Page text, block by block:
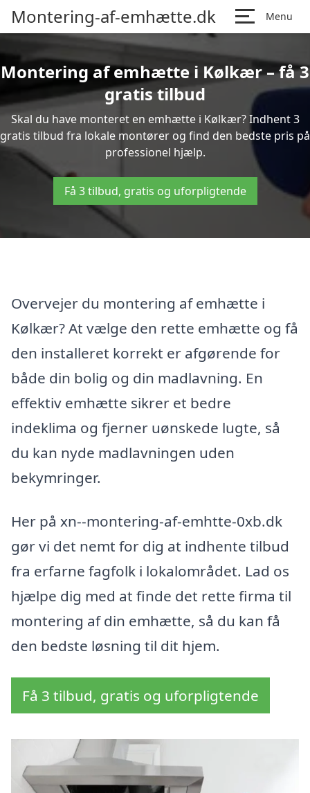
Montering-af-emhætte.dk Menu
Montering af emhætte i Kølkær – få 3
gratis tilbud
Skal du have monteret en emhætte i Kølkær? Indhent 3
gratis tilbud fra lokale montører og find den bedste pris på
professionel hjælp.
Få 3 tilbud, gratis og uforpligtende
Overvejer du montering af emhætte i
Kølkær? At vælge den rette emhætte og få
den installeret korrekt er afgørende for
både din bolig og din madlavning. En
effektiv emhætte sikrer et bedre
indeklima og fjerner uønskede lugte, så
du kan nyde madlavningen uden
bekymringer.
Her på xn--montering-af-emhtte-0xb.dk
gør vi det nemt for dig at indhente tilbud
fra erfarne fagfolk i lokalområdet. Lad os
hjælpe dig med at finde det rette firma til
montering af din emhætte, så du kan få
den bedste løsning til dit hjem.
Få 3 tilbud, gratis og uforpligtende